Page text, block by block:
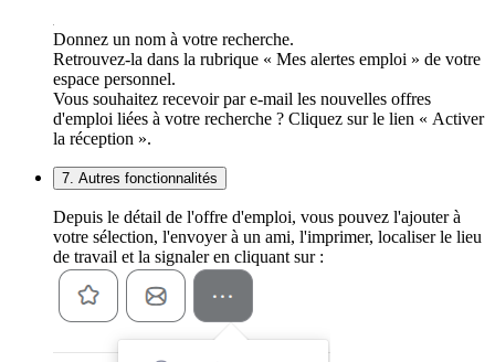
Donnez un nom à votre recherche.
Retrouvez-la dans la rubrique « Mes alertes emploi » de votre
espace personnel.
Vous souhaitez recevoir par e-mail les nouvelles offres
d'emploi liées à votre recherche ? Cliquez sur le lien « Activer
la réception ».
7. Autres fonctionnalités
Depuis le détail de l'offre d'emploi, vous pouvez l'ajouter à
votre sélection, l'envoyer à un ami, l'imprimer, localiser le lieu
de travail et la signaler en cliquant sur :